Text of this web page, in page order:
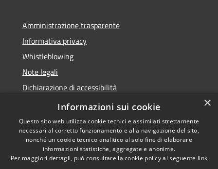
Amministrazione trasparente
Informativa privacy
Whistleblowing
Note legali
Dichiarazione di accessibilità
Piano di miglioramento
Accessibilità
Copyright © 2026 • Comune di
Lastra a Signa • Powered by
×
Informazioni sui cookie
Questo sito web utilizza cookie tecnici e assimilati strettamente
necessari al corretto funzionamento e alla navigazione del sito,
nonché un cookie tecnico analitico al solo fine di elaborare
informazioni statistiche, aggregate e anonime.
Per maggiori dettagli, può consultare la cookie policy al seguente link